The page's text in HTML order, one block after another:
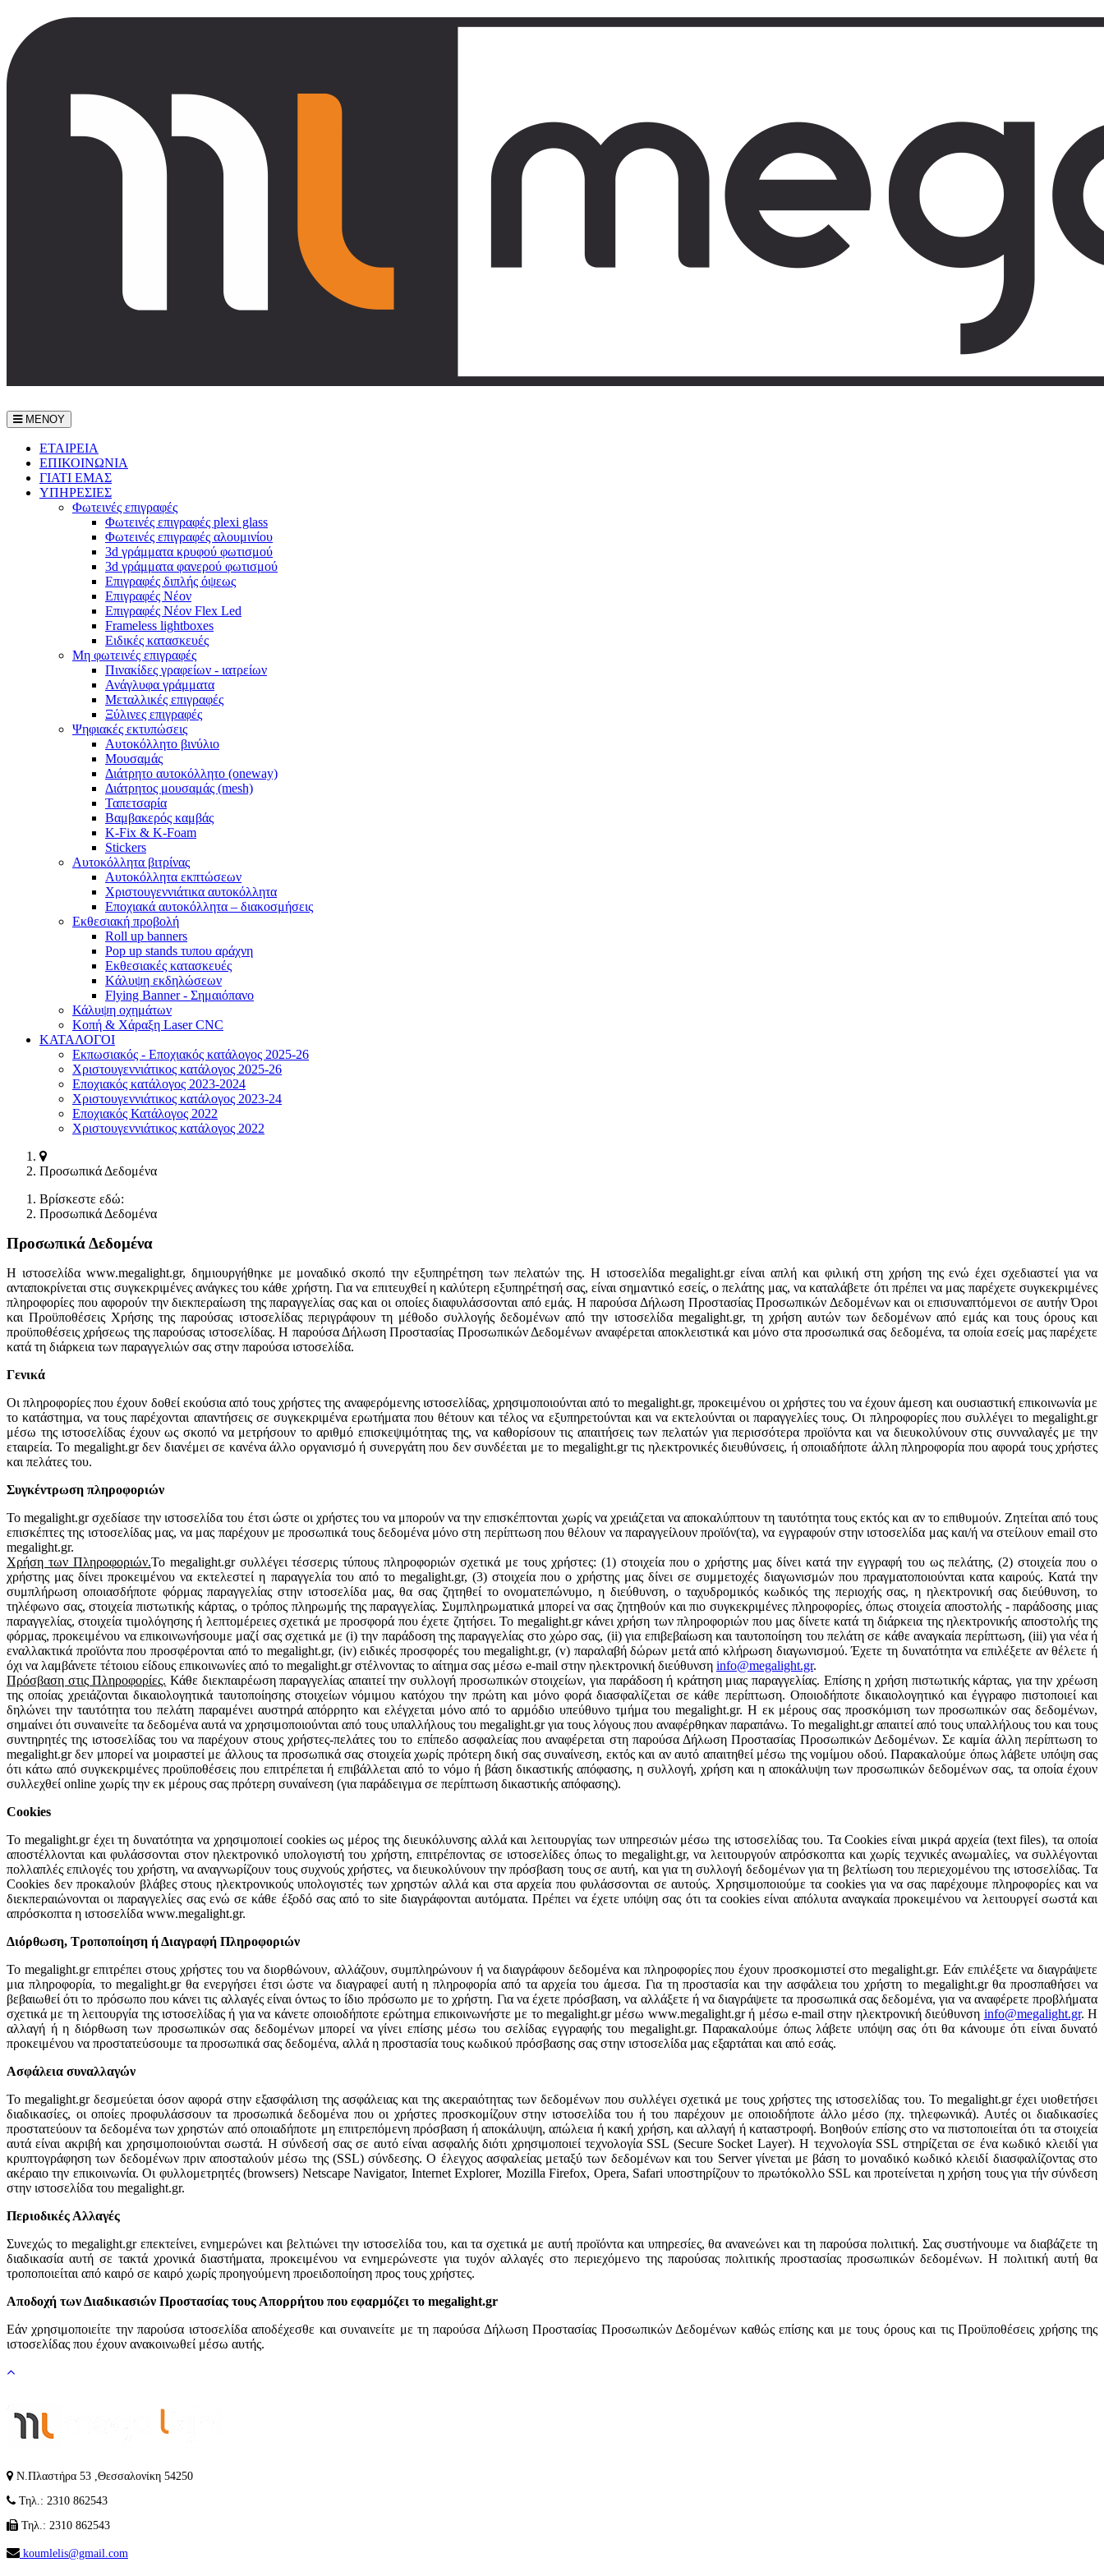
ΜΕΝΟΥ
ΕΤΑΙΡEΙΑ
ΕΠΙΚΟΙΝΩΝΙΑ
ΓΙΑΤΙ ΕΜΑΣ
ΥΠΗΡΕΣΙΕΣ
Φωτεινές επιγραφές
Φωτεινές επιγραφές plexi glass
Φωτεινές επιγραφές αλουμινίου
3d γράμματα κρυφού φωτισμού
3d γράμματα φανερού φωτισμού
Επιγραφές διπλής όψεως
Επιγραφές Νέον
Επιγραφές Νέον Flex Led
Frameless lightboxes
Ειδικές κατασκευές
Μη φωτεινές επιγραφές
Πινακίδες γραφείων - ιατρείων
Ανάγλυφα γράμματα
Μεταλλικές επιγραφές
Ξύλινες επιγραφές
Ψηφιακές εκτυπώσεις
Αυτοκόλλητο βινύλιο
Μουσαμάς
Διάτρητο αυτοκόλλητο (oneway)
Διάτρητος μουσαμάς (mesh)
Ταπετσαρία
Βαμβακερός καμβάς
K-Fix & K-Foam
Stickers
Αυτοκόλλητα βιτρίνας
Αυτοκόλλητα εκπτώσεων
Xριστουγεννιάτικα αυτοκόλλητα
Εποχιακά αυτοκόλλητα – διακοσμήσεις
Εκθεσιακή προβολή
Roll up banners
Pop up stands τυπου αράχνη
Εκθεσιακές κατασκευές
Kάλυψη εκδηλώσεων
Flying Banner - Σημαιόπανο
Κάλυψη οχημάτων
Κοπή & Χάραξη Laser CNC
ΚΑΤΑΛΟΓΟΙ
Εκπωσιακός - Εποχιακός κατάλογος 2025-26
Χριστουγεννιάτικος κατάλογος 2025-26
Εποχιακός κατάλογος 2023-2024
Χριστουγεννιάτικος κατάλογος 2023-24
Εποχιακός Κατάλογος 2022
Χριστουγεννιάτικος κατάλογος 2022
Προσωπικά Δεδομένα
Βρίσκεστε εδώ:
Προσωπικά Δεδομένα
Προσωπικά Δεδομένα
Η ιστοσελίδα www.megalight.gr, δημιουργήθηκε με μοναδικό σκοπό την εξυπηρέτηση των πελατών της. Η ιστοσελίδα megalight.gr είναι απλή και φιλική στη χρήση της ενώ έχει σχεδιαστεί για να
ανταποκρίνεται στις συγκεκριμένες ανάγκες του κάθε χρήστη. Για να επιτευχθεί η καλύτερη εξυπηρέτησή σας, είναι σημαντικό εσείς, ο πελάτης μας, να καταλάβετε ότι πρέπει να μας παρέχετε συγκεκριμένες
πληροφορίες που αφορούν την διεκπεραίωση της παραγγελίας σας και οι οποίες διαφυλάσσονται από εμάς. Η παρούσα Δήλωση Προστασίας Προσωπικών Δεδομένων και οι επισυναπτόμενοι σε αυτήν Όροι
και Προϋποθέσεις Χρήσης της παρούσας ιστοσελίδας περιγράφουν τη μέθοδο συλλογής δεδομένων από την ιστοσελίδα megalight.gr, τη χρήση αυτών των δεδομένων από εμάς και τους όρους και
προϋποθέσεις χρήσεως της παρούσας ιστοσελίδας. Η παρούσα Δήλωση Προστασίας Προσωπικών Δεδομένων αναφέρεται αποκλειστικά και μόνο στα προσωπικά σας δεδομένα, τα οποία εσείς μας παρέχετε
κατά τη διάρκεια των παραγγελιών σας στην παρούσα ιστοσελίδα.
Γενικά
Οι πληροφορίες που έχουν δοθεί εκούσια από τους χρήστες της αναφερόμενης ιστοσελίδας, χρησιμοποιούνται από το megalight.gr, προκειμένου οι χρήστες του να έχουν άμεση και ουσιαστική επικοινωνία με
το κατάστημα, να τους παρέχονται απαντήσεις σε συγκεκριμένα ερωτήματα που θέτουν και τέλος να εξυπηρετούνται και να εκτελούνται οι παραγγελίες τους. Οι πληροφορίες που συλλέγει το megalight.gr
μέσω της ιστοσελίδας έχουν ως σκοπό να μετρήσουν το αριθμό επισκεψιμότητας της, να καθορίσουν τις απαιτήσεις των πελατών για περισσότερα προϊόντα και να διευκολύνουν στις συνναλαγές με την
εταιρεία. Το megalight.gr δεν διανέμει σε κανένα άλλο οργανισμό ή συνεργάτη που δεν συνδέεται με το megalight.gr τις ηλεκτρονικές διευθύνσεις, ή οποιαδήποτε άλλη πληροφορία που αφορά τους χρήστες
και πελάτες του.
Συγκέντρωση πληροφοριών
Το megalight.gr σχεδίασε την ιστοσελίδα του έτσι ώστε οι χρήστες του να μπορούν να την επισκέπτονται χωρίς να χρειάζεται να αποκαλύπτουν τη ταυτότητα τους εκτός και αν το επιθυμούν. Ζητείται από τους
επισκέπτες της ιστοσελίδας μας, να μας παρέχουν με προσωπικά τους δεδομένα μόνο στη περίπτωση που θέλουν να παραγγείλουν προϊόν(τα), να εγγραφούν στην ιστοσελίδα μας και/ή να στείλουν email στο
megalight.gr.
Χρήση των Πληροφοριών.Το megalight.gr συλλέγει τέσσερις τύπους πληροφοριών σχετικά με τους χρήστες: (1) στοιχεία που ο χρήστης μας δίνει κατά την εγγραφή του ως πελάτης, (2) στοιχεία που ο
χρήστης μας δίνει προκειμένου να εκτελεστεί η παραγγελία του από το megalight.gr, (3) στοιχεία που ο χρήστης μας δίνει σε συμμετοχές διαγωνισμών που πραγματοποιούνται κατα καιρούς. Κατά την
συμπλήρωση οποιασδήποτε φόρμας παραγγελίας στην ιστοσελίδα μας, θα σας ζητηθεί το ονοματεπώνυμο, η διεύθυνση, ο ταχυδρομικός κωδικός της περιοχής σας, η ηλεκτρονική σας διεύθυνση, το
τηλέφωνο σας, στοιχεία πιστωτικής κάρτας, ο τρόπος πληρωμής της παραγγελίας. Συμπληρωματικά μπορεί να σας ζητηθούν και πιο συγκεκριμένες πληροφορίες, όπως στοιχεία αποστολής - παράδοσης μιας
παραγγελίας, στοιχεία τιμολόγησης ή λεπτομέρειες σχετικά με προσφορά που έχετε ζητήσει. Το megalight.gr κάνει χρήση των πληροφοριών που μας δίνετε κατά τη διάρκεια της ηλεκτρονικής αποστολής της
φόρμας, προκειμένου να επικοινωνήσουμε μαζί σας σχετικά με (i) την παράδοση της παραγγελίας στο χώρο σας, (ii) για επιβεβαίωση και ταυτοποίηση του πελάτη σε κάθε αναγκαία περίπτωση, (iii) για νέα ή
εναλλακτικά προϊόντα που προσφέρονται από το megalight.gr, (iv) ειδικές προσφορές του megalight.gr, (v) παραλαβή δώρων μετά από κλήρωση διαγωνισμού. Έχετε τη δυνατότητα να επιλέξετε αν θέλετε ή
όχι να λαμβάνετε τέτοιου είδους επικοινωνίες από το megalight.gr στέλνοντας το αίτημα σας μέσω e-mail στην ηλεκτρονική διεύθυνση info@megalight.gr.
Πρόσβαση στις Πληροφορίες. Κάθε διεκπαιρέωση παραγγελίας απαιτεί την συλλογή προσωπικών στοιχείων, για παράδοση ή κράτηση μιας παραγγελίας. Επίσης η χρήση πιστωτικής κάρτας, για την χρέωση
της οποίας χρειάζονται δικαιολογητικά ταυτοποίησης στοιχείων νόμιμου κατόχου την πρώτη και μόνο φορά διασφαλίζεται σε κάθε περίπτωση. Οποιοδήποτε δικαιολογητικό και έγγραφο πιστοποιεί και
δηλώνει την ταυτότητα του πελάτη παραμένει αυστηρά απόρρητο και ελέγχεται μόνο από το αρμόδιο υπεύθυνο τμήμα του megalight.gr. Η εκ μέρους σας προσκόμιση των προσωπικών σας δεδομένων,
σημαίνει ότι συναινείτε τα δεδομένα αυτά να χρησιμοποιούνται από τους υπαλλήλους του megalight.gr για τους λόγους που αναφέρθηκαν παραπάνω. Το megalight.gr απαιτεί από τους υπαλλήλους του και τους
συντηρητές της ιστοσελίδας του να παρέχουν στους χρήστες-πελάτες του το επίπεδο ασφαλείας που αναφέρεται στη παρούσα Δήλωση Προστασίας Προσωπικών Δεδομένων. Σε καμία άλλη περίπτωση το
megalight.gr δεν μπορεί να μοιραστεί με άλλους τα προσωπικά σας στοιχεία χωρίς πρότερη δική σας συναίνεση, εκτός και αν αυτό απαιτηθεί μέσω της νομίμου οδού. Παρακαλούμε όπως λάβετε υπόψη σας
ότι κάτω από συγκεκριμένες προϋποθέσεις που επιτρέπεται ή επιβάλλεται από το νόμο ή βάση δικαστικής απόφασης, η συλλογή, χρήση και η αποκάλυψη των προσωπικών δεδομένων σας, τα οποία έχουν
συλλεχθεί online χωρίς την εκ μέρους σας πρότερη συναίνεση (για παράδειγμα σε περίπτωση δικαστικής απόφασης).
Cookies
Το megalight.gr έχει τη δυνατότητα να χρησιμοποιεί cookies ως μέρος της διευκόλυνσης αλλά και λειτουργίας των υπηρεσιών μέσω της ιστοσελίδας του. Τα Cookies είναι μικρά αρχεία (text files), τα οποία
απoστέλλονται και φυλάσσονται στον ηλεκτρονικό υπολογιστή του χρήστη, επιτρέποντας σε ιστοσελίδες όπως το megalight.gr, να λειτουργούν απρόσκοπτα και χωρίς τεχνικές ανωμαλίες, να συλλέγονται
πολλαπλές επιλογές του χρήστη, να αναγνωρίζουν τους συχνούς χρήστες, να διευκολύνουν την πρόσβαση τους σε αυτή, και για τη συλλογή δεδομένων για τη βελτίωση του περιεχομένου της ιστοσελίδας. Τα
Cookies δεν προκαλούν βλάβες στους ηλεκτρονικούς υπολογιστές των χρηστών αλλά και στα αρχεία που φυλάσσονται σε αυτούς. Χρησιμοποιούμε τα cookies για να σας παρέχουμε πληροφορίες και να
διεκπεραιώνονται οι παραγγελίες σας ενώ σε κάθε έξοδό σας από το site διαγράφονται αυτόματα. Πρέπει να έχετε υπόψη σας ότι τα cookies είναι απόλυτα αναγκαία προκειμένου να λειτουργεί σωστά και
απρόσκοπτα η ιστοσελίδα www.megalight.gr.
Διόρθωση, Τροποποίηση ή Διαγραφή Πληροφοριών
Το megalight.gr επιτρέπει στους χρήστες του να διορθώνουν, αλλάζουν, συμπληρώνουν ή να διαγράφουν δεδομένα και πληροφορίες που έχουν προσκομιστεί στο megalight.gr. Εάν επιλέξετε να διαγράψετε
μια πληροφορία, το megalight.gr θα ενεργήσει έτσι ώστε να διαγραφεί αυτή η πληροφορία από τα αρχεία του άμεσα. Για τη προστασία και την ασφάλεια του χρήστη το megalight.gr θα προσπαθήσει να
βεβαιωθεί ότι το πρόσωπο που κάνει τις αλλαγές είναι όντως το ίδιο πρόσωπο με το χρήστη. Για να έχετε πρόσβαση, να αλλάξετε ή να διαγράψετε τα προσωπικά σας δεδομένα, για να αναφέρετε προβλήματα
σχετικά με τη λειτουργία της ιστοσελίδας ή για να κάνετε οποιοδήποτε ερώτημα επικοινωνήστε με το megalight.gr μέσω www.megalight.gr ή μέσω e-mail στην ηλεκτρονική διεύθυνση info@megalight.gr. Η
αλλαγή ή η διόρθωση των προσωπικών σας δεδομένων μπορεί να γίνει επίσης μέσω του σελίδας εγγραφής του megalight.gr. Παρακαλούμε όπως λάβετε υπόψη σας ότι θα κάνουμε ότι είναι δυνατό
προκειμένου να προστατεύσουμε τα προσωπικά σας δεδομένα, αλλά η προστασία τους κωδικού πρόσβασης σας στην ιστοσελίδα μας εξαρτάται και από εσάς.
Ασφάλεια συναλλαγών
Το megalight.gr δεσμεύεται όσον αφορά στην εξασφάλιση της ασφάλειας και της ακεραιότητας των δεδομένων που συλλέγει σχετικά με τους χρήστες της ιστοσελίδας του. Το megalight.gr έχει υιοθετήσει
διαδικασίες, οι οποίες προφυλάσσουν τα προσωπικά δεδομένα που οι χρήστες προσκομίζουν στην ιστοσελίδα του ή του παρέχουν με οποιοδήποτε άλλο μέσο (πχ. τηλεφωνικά). Αυτές οι διαδικασίες
προστατεύουν τα δεδομένα των χρηστών από οποιαδήποτε μη επιτρεπόμενη πρόσβαση ή αποκάλυψη, απώλεια ή κακή χρήση, και αλλαγή ή καταστροφή. Βοηθούν επίσης στο να πιστοποιείται ότι τα στοιχεία
αυτά είναι ακριβή και χρησιμοποιούνται σωστά. Η σύνδεσή σας σε αυτό είναι ασφαλής διότι χρησιμοποιεί τεχνολογία SSL (Secure Socket Layer). Η τεχνολογία SSL στηρίζεται σε ένα κωδικό κλειδί για
κρυπτογράφηση των δεδομένων πριν αποσταλούν μέσω της (SSL) σύνδεσης. Ο έλεγχος ασφαλείας μεταξύ των δεδομένων και του Server γίνεται με βάση το μοναδικό κωδικό κλειδί διασφαλίζοντας στο
ακέραιο την επικοινωνία. Οι φυλλομετρητές (browsers) Netscape Navigator, Internet Explorer, Mozilla Firefox, Opera, Safari υποστηρίζουν το πρωτόκολλο SSL και προτείνεται η χρήση τους για τήν σύνδεση
στην ιστοσελίδα του megalight.gr.
Περιοδικές Αλλαγές
Συνεχώς το megalight.gr επεκτείνει, ενημερώνει και βελτιώνει την ιστοσελίδα του, και τα σχετικά με αυτή προϊόντα και υπηρεσίες, θα ανανεώνει και τη παρούσα πολιτική. Σας συστήνουμε να διαβάζετε τη
διαδικασία αυτή σε τακτά χρονικά διαστήματα, προκειμένου να ενημερώνεστε για τυχόν αλλαγές στο περιεχόμενο της παρούσας πολιτικής προστασίας προσωπικών δεδομένων. Η πολιτική αυτή θα
τροποποιείται από καιρό σε καιρό χωρίς προηγούμενη προειδοποίηση προς τους χρήστες.
Αποδοχή των Διαδικασιών Προστασίας τους Απορρήτου που εφαρμόζει το megalight.gr
Εάν χρησιμοποιείτε την παρούσα ιστοσελίδα αποδέχεσθε και συναινείτε με τη παρούσα Δήλωση Προστασίας Προσωπικών Δεδομένων καθώς επίσης και με τους όρους και τις Προϋποθέσεις χρήσης της
ιστοσελίδας που έχουν ανακοινωθεί μέσω αυτής.
Ν.Πλαστήρα 53 ,Θεσσαλονίκη 54250
Τηλ.: 2310 862543
Τηλ.: 2310 862543
koumlelis@gmail.com